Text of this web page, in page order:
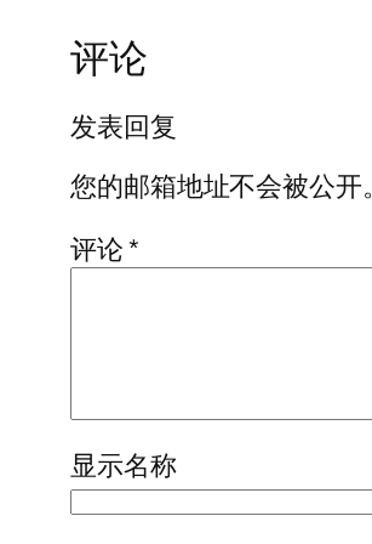
评论
发表回复
您的邮箱地址不会被公开。
评论*
显示名称